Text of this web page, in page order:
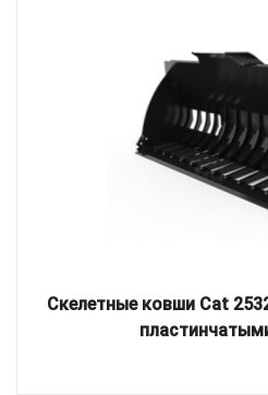
Скелетные ковши Cat